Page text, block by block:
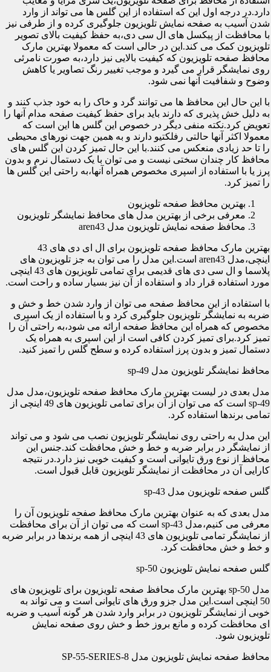
دارد.در درجه اول این که استفاده از این گلس ها می تواند از وارد
شدن آسیب به صفحه نمایش تلویزیون جلوگیری کرده و از طرفی نیز
با محافظت از پیکسل های ال سی دی،به حفظ کیفیت بالای تصویر
تلویزیون کمک می کند.این در حالی است که معمولا بهترین مارک
محافظ صفحه تلویزیون که کیفیت بالایی نیز دارد،به صورت نامرئی
روی نمایشگر قرار می گیرد و موجب تغییر رنگ تصاویر یا کاهش
وضوح و شفافیت آنها نمی شود.
با این حال این محافظ ها می توانند گرد و خاک را به خود جذب کنند و
به دلیل خش پذیری که دارند باید برای حفظ کیفیت صفحه مدام آنها را
تعویض کرد.نکته منفی دیگر در خصوص این گلس ها این است که
معمولا اکثر آنها حالتی رفلکتیو دارند و به همین جهت نورهای محیطی
را تا حد زیادی منعکس می کنند.با این حال تمیز کردن این گلس های
محافظ کار چندان سختی نیست و می توان با یک دستمال نرم و بدون
پرز یا با استفاده از اسپری مخصوص همراه آنها،به راحتی این گلس ها
را تمیز کرد.
بهترین محافظ صفحه تلویزیون
معرفی برخی از بهترین مدل های محافظ نمایشگر تلویزیون
محافظ صفحه نمایش تلویزیون مدل aren43
بهترین مارک محافظ صفحه تلویزیون برای ال ای دی های 43
اینچی،مدل aren43 است.این مدل را می توان به جز تلویزیون های
پلاسما و ال سی دی های قدیمی برای تمامی تلویزیون های 43 اینچی
مورد استفاده قرار داد و استفاده از آن نیز بسیار ساده و راحت است.
با استفاده از این محافظ صفحه می توان از وارد شدن خط و خش و
ضربه به نمایشگر تلویزیون جلوگیری کرد و با استفاده از یک اسپری
مخصوص که همراه این محافظ صفحه ارائه می شود،به راحتی آن را
تمیز کرد.برای تمیز کردن کافی است از این اسپری به همراه یک
دستمال تمیز و بدون پرز استفاده کرده و سطح گلس را تمیز کنید.
محافظ نمایشگر تلویزیون مدل sp-49
مدل بعدی در لیست بهترین مارک محافظ صفحه تلویزیون،مدل مدل
sp-49 است که می توان از آن برای تمامی تلویزیون های 49 اینچی از
تمامی برندها استفاده کرد.
این مدل به راحتی روی نمایشگر تلویزیون نصب می شود و می تواند
از نمایشگر در برابر ضربه و خط و خش محافظت کند.جنس این
محافظ از نوع ورق تایوانی است و کیفیت خوبی نیز دارد.در نتیجه
کارایی آن در محافظت از نمایشگر تلویزیون قابل قبول است.
گلس صفحه تلویزیون مدل sp-43
مدل بعدی که به عنوان بهترین مارک محافظ صفحه تلویزیون آن را
معرفی می کنیم،مدل sp-43 است که می توان از آن برای محافظت
از نمایشگر تمامی تلویزیون های 43 اینچی از همه برندها در برابر ضربه
و خط و خش محافظت کرد.
گلس صفحه نمایش تلویزیون sp-50
مدل sp-50 بهترین مارک محافظ صفحه تلویزیون برای تلویزیون های
50 اینچی است.این مدل جزو ورق های تایوانی است و می تواند به
خوبی از نمایشگر تلویزیون در برابر وارد شدن هر گونه آسیب و ضربه
ای محافظت کرده و مانع بروز خط و خش روی صفحه نمایش
تلویزیون شود.
محافظ صفحه نمایش تلویزیون مدل SP-55-SERIES-8